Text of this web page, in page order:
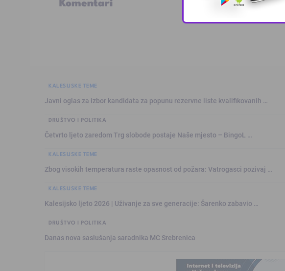
KALESIJSKE TEME
Javni oglas za izbor kandidata za popunu rezervne liste kvalifikovanih …
DRUŠTVO I POLITIKA
Četvrto ljeto zaredom Trg slobode postaje Naše mjesto – BingoL …
KALESIJSKE TEME
Zbog visokih temperatura raste opasnost od požara: Vatrogasci pozivaj …
KALESIJSKE TEME
Kalesijsko ljeto 2026 | Uživanje za sve generacije: Šarenko zabavio …
DRUŠTVO I POLITIKA
Danas nova saslušanja saradnika MC Srebrenica